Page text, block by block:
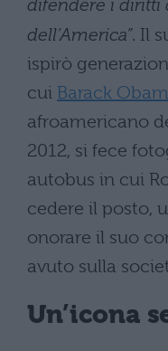
difendere i diritti
dell’America”. Il
ispirò
cui Barack
afroamericano
2012, si fece
autobus in cui
cedere il posto,
onorare il suo
avuto sulla
Un’icona